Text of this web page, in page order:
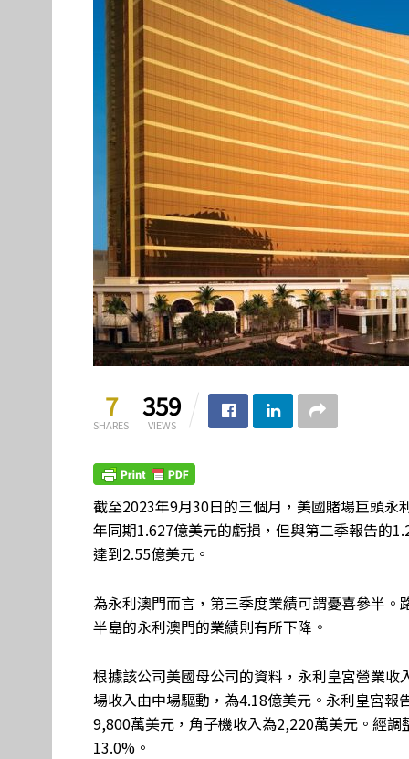
7
SHARES
359
VIEWS
截至2023年9月30日的三個月，美國賭場巨頭
年同期1.627億美元的虧損，但與第二季報告的
達到2.55億美元。
為永利澳門而言，第三季度業績可謂憂喜參半
半島的永利澳門的業績則有所下降。
根據該公司美國母公司的資料，永利皇宮營業
場收入由中場驅動，為4.18億美元。永利皇宮
9,800萬美元，角子機收入為2,220萬美元。經
13.0%。